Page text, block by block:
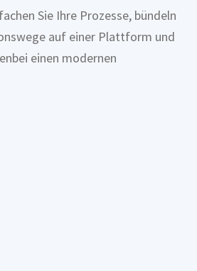
Sie Ihre Prozesse, bündeln
auf einer Plattform und
einen modernen